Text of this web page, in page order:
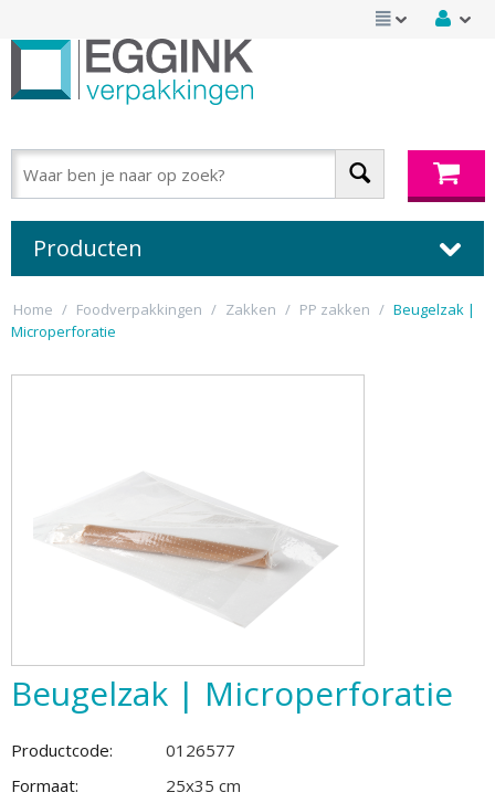
Producten
Home / Foodverpakkingen / Zakken / PP zakken / Beugelzak |
Microperforatie
Beugelzak | Microperforatie
Productcode:
0126577
Formaat:
25x35 cm